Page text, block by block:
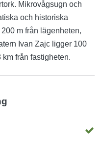
Mikrovågsugn och
och historiska
m från lägenheten,
Ivan Zajc ligger 100
från fastigheten.